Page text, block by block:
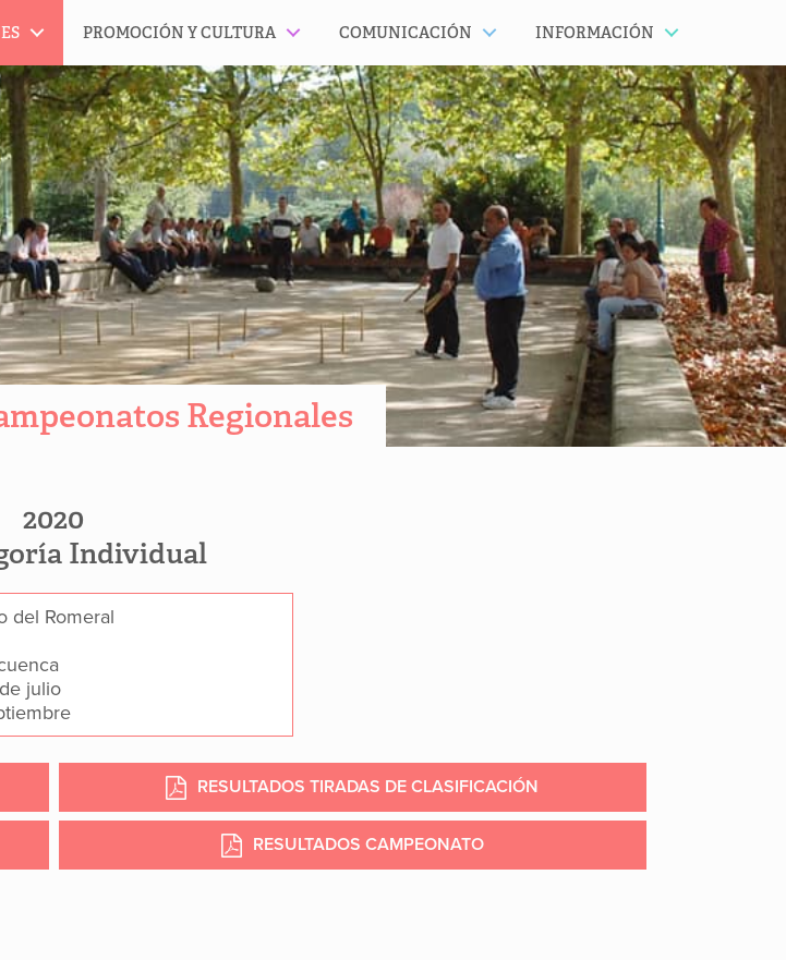
PROMOCIÓN Y CULTURA COMUNICACIÓN INFORMACIÓN
Regionales
2020
Individual
del Romeral
julio
RESULTADOS TIRADAS DE CLASIFICACIÓN
RESULTADOS CAMPEONATO